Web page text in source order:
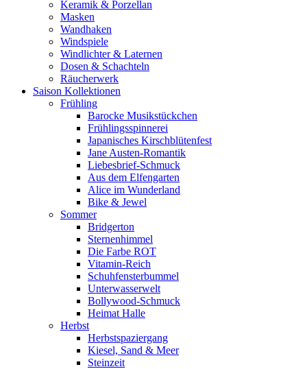
Keramik & Porzellan
Masken
Wandhaken
Windspiele
Windlichter & Laternen
Dosen & Schachteln
Räucherwerk
Saison Kollektionen
Frühling
Barocke Musikstückchen
Frühlingsspinnerei
Japanisches Kirschblütenfest
Jane Austen-Romantik
Liebesbrief-Schmuck
Aus dem Elfengarten
Alice im Wunderland
Bike & Jewel
Sommer
Bridgerton
Sternenhimmel
Die Farbe ROT
Vitamin-Reich
Schuhfensterbummel
Unterwasserwelt
Bollywood-Schmuck
Heimat Halle
Herbst
Herbstspaziergang
Kiesel, Sand & Meer
Steinzeit